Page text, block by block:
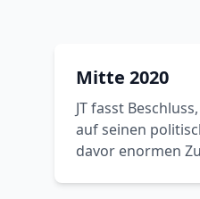
Mitte 2020
JT fasst
auf seinen
davor enormen